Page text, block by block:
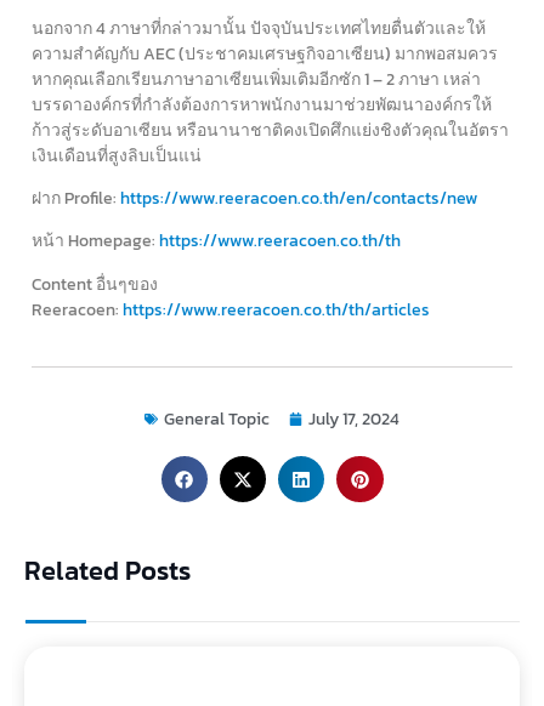
นอกจาก 4 ภาษาที่กล่าวมานั้น ปัจจุบันประเทศไทยตื่นตัวและให้
ความสำคัญกับ AEC (ประชาคมเศรษฐกิจอาเซียน) มากพอสมควร
หากคุณเลือกเรียนภาษาอาเซียนเพิ่มเติมอีกซัก 1 – 2 ภาษา เหล่า
บรรดาองค์กรที่กำลังต้องการหาพนักงานมาช่วยพัฒนาองค์กรให้
ก้าวสู่ระดับอาเซียน หรือนานาชาติคงเปิดศึกแย่งชิงตัวคุณในอัตรา
เงินเดือนที่สูงลิบเป็นแน่
ฝาก Profile:https://www.reeracoen.co.th/en/contacts/new
หน้า Homepage:https://www.reeracoen.co.th/th
Content อื่นๆของ
Reeracoen:https://www.reeracoen.co.th/th/articles
General Topic July 17, 2024
Related Posts